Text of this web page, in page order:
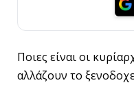
Ποιες είναι οι
αλλάζουν το